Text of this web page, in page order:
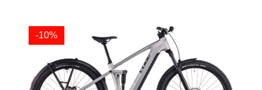
-10%